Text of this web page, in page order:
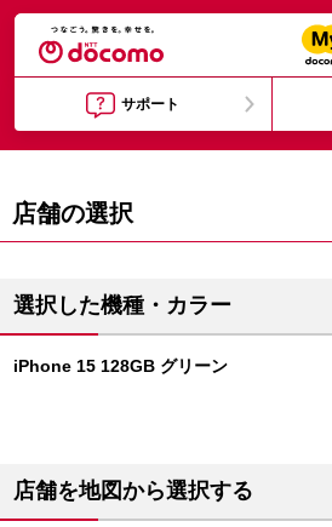
サポート
店舗の選択
選択した機種・カラー
iPhone 15 128GB グリーン
店舗を地図から選択する